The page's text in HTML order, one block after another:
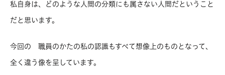
私自身は、どのような人間の分類にも属さない人間だということ
だと思います。
今回の 職員のかたの私の認識もすべて想像上のものとなって、
全く違う像を呈しています。